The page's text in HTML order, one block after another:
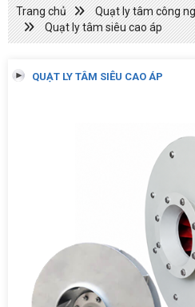
Trang chủ
Quạt ly tâm công
Quạt ly tâm siêu cao áp
QUẠT LY TÂM SIÊU CAO ÁP